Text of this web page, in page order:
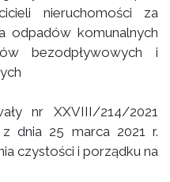
nieruchomości za
odpadów komunalnych
bezodpływowych i
nr XXVIII/214/2021
dnia 25 marca 2021 r.
czystości i porządku na